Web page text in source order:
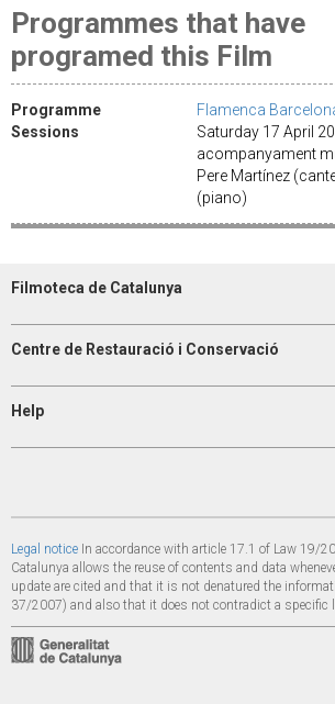
Programmes that have
programed this Film
Programme
Flamenca
Sessions
Saturday 17 April
acompanyament
Pere Martínez
(piano)
Filmoteca de Catalunya
Centre de Restauració i Conservació
Help
Legal notice In accordance with article 17.1 of Law 19/
Catalunya allows the reuse of contents and data
update are cited and that it is not denatured the
37/2007) and also that it does not contradict a specific